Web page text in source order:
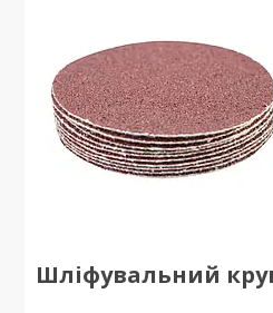
Шліфувальний